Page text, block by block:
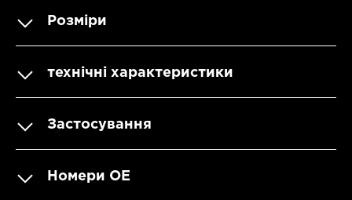
Розміри
технічні характеристики
Застосування
Номери OE